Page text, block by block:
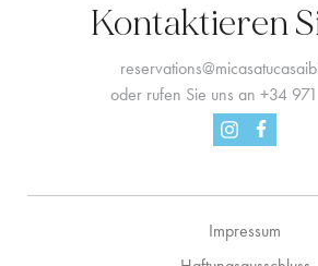
Kontaktieren
oder rufen Sie uns an +34
InstagramFacebook
Impressum